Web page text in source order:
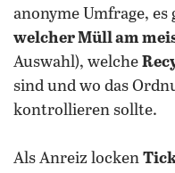
anonyme Umfrage,
welcher Müll am
Auswahl), welche
sind und wo das
kontrollieren sollte.
Als Anreiz locken